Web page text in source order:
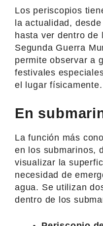
Los periscopios
la actualidad,
hasta ver dentro de
Segunda Guerra
permite observar a
festivales
el lugar físicamente.
En
La función más
en los submarinos,
visualizar la
necesidad de
agua. Se utilizan
dentro de los